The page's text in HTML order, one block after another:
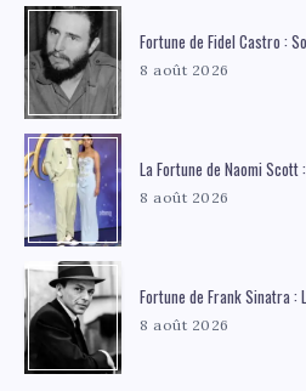
Fortune de Fidel Castro :
8 août 2026
La Fortune de Naomi Scott
8 août 2026
Fortune de Frank Sinatra :
8 août 2026